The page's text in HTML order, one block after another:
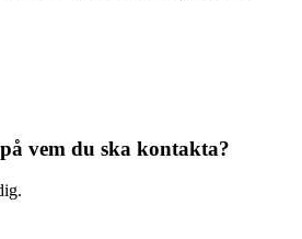
vem du ska kontakta?